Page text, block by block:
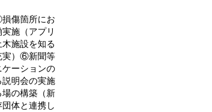
傷箇所にお
施（アプリ
施設を知る
実）⑥新聞等
ーションの
明会の実施
の構築（新
体と連携し